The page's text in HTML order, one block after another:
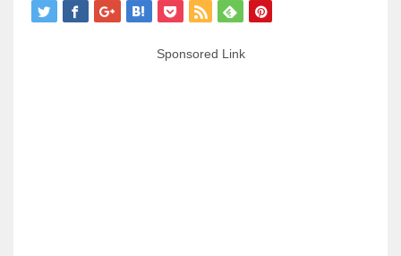
Sponsored Link